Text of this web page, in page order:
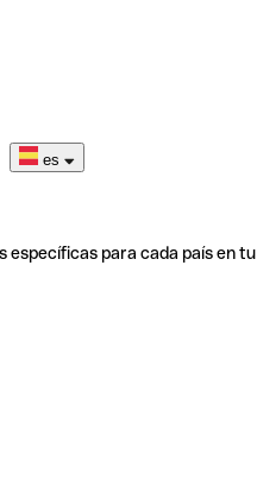
es
específicas para cada país en tu